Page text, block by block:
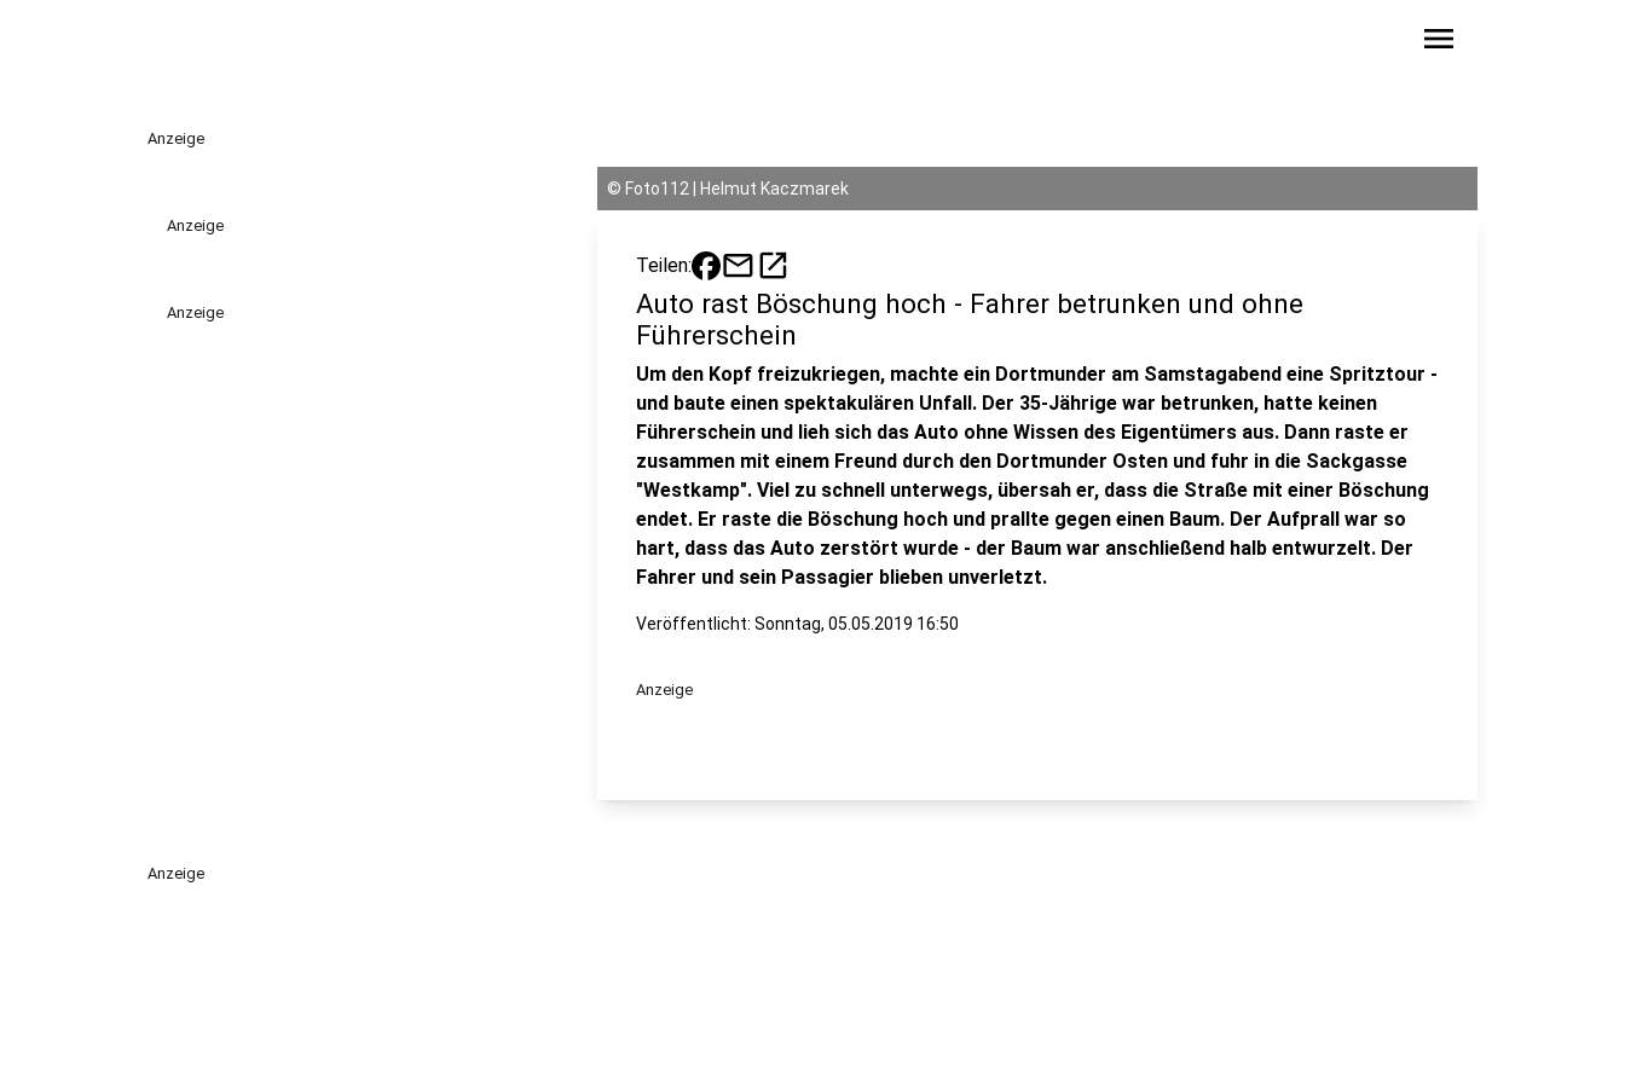
menu
Anzeige
Anzeige
Anzeige
© Foto112 | Helmut Kaczmarek
Teilen: mailopen_in_new
Auto rast Böschung hoch - Fahrer betrunken und ohne
Führerschein
Um den Kopf freizukriegen, machte ein Dortmunder am Samstagabend eine Spritztour -
und baute einen spektakulären Unfall. Der 35-Jährige war betrunken, hatte keinen
Führerschein und lieh sich das Auto ohne Wissen des Eigentümers aus. Dann raste er
zusammen mit einem Freund durch den Dortmunder Osten und fuhr in die Sackgasse
"Westkamp". Viel zu schnell unterwegs, übersah er, dass die Straße mit einer Böschung
endet. Er raste die Böschung hoch und prallte gegen einen Baum. Der Aufprall war so
hart, dass das Auto zerstört wurde - der Baum war anschließend halb entwurzelt. Der
Fahrer und sein Passagier blieben unverletzt.
Veröffentlicht: Sonntag, 05.05.2019 16:50
Anzeige
Anzeige